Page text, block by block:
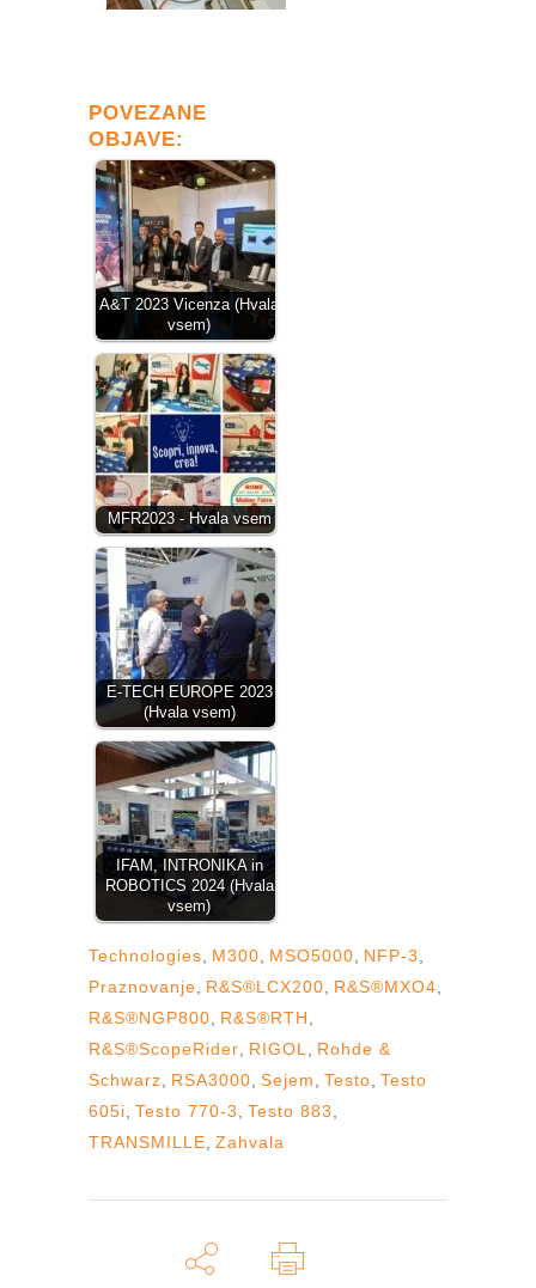
POVEZANE
OBJAVE:
A&T 2023 Vicenza (Hvala
vsem)
MFR2023 - Hvala vsem
E-TECH EUROPE 2023
(Hvala vsem)
IFAM, INTRONIKA in
ROBOTICS 2024 (Hvala
vsem)
Technologies M300 MSO5000 NFP-3
Praznovanje
R&S®LCX200 R&S®MXO4
R&S®NGP800
R&S®RTH
R&S®ScopeRider
RIGOL
Rohde &
Schwarz
RSA3000 Sejem Testo Testo
605i Testo 770-3 Testo 883
TRANSMILLE Zahvala